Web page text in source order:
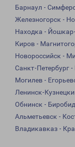
Барнаул -
Железногорск -
Находка -
Киров -
Новороссийск -
Санкт-Петербург
Могилев -
Ленинск-
Обнинск -
Альметьевск -
Владикавказ -